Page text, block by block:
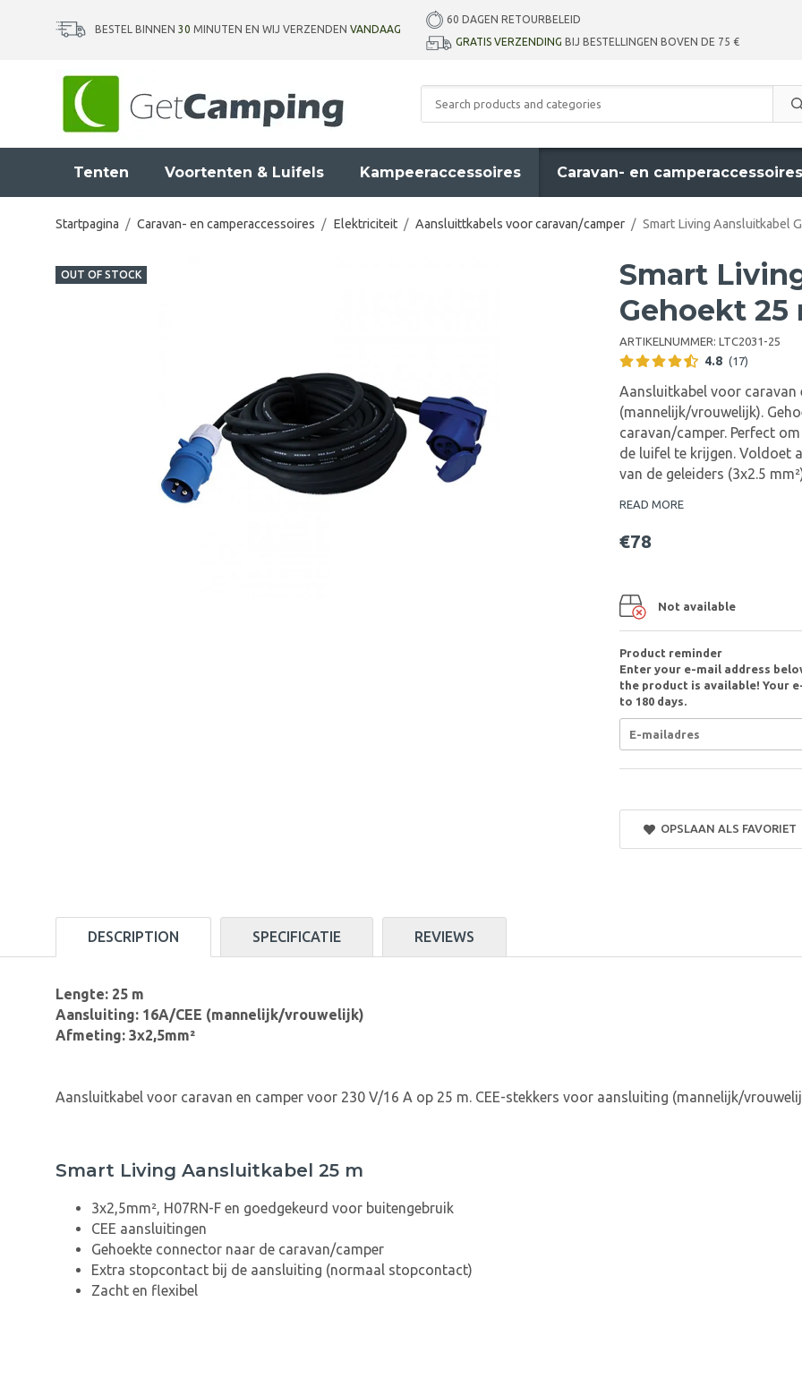
BESTEL BINNEN 30 MINUTEN EN WIJ VERZENDEN VANDAAG
60 DAGEN RETOURBELEID
GRATIS VERZENDING BIJ BESTELLINGEN BOVEN DE 75 €
Tenten Voortenten & Luifels Kampeeraccessoires Caravan- en camperaccessoires
Startpagina / Caravan- en camperaccessoires / Elektriciteit / Aansluittkabels voor caravan/camper / Smart Living Aansluitkabel
OUT OF STOCK
Smart
Gehoekt 25
ARTIKELNUMMER: LTC2031-25
4.8 (17)
Aansluitkabel voor caravan
(mannelijk/vrouwelijk).
caravan/camper. Perfect
de luifel te krijgen. Voldoet
van de geleiders (3x2.5
READ MORE
€78
Not available
Product reminder
Enter your e-mail address
the product is available! Your
to 180 days.
OPSLAAN ALS FAVORIET
DESCRIPTION SPECIFICATIE REVIEWS
Lengte: 25 m
Aansluiting: 16A/CEE (mannelijk/vrouwelijk)
Afmeting: 3x2,5mm²
Aansluitkabel voor caravan en camper voor 230 V/16 A op 25 m. CEE-stekkers voor aansluiting (mannelijk/
Smart Living Aansluitkabel 25 m
3x2,5mm², H07RN-F en goedgekeurd voor buitengebruik
CEE aansluitingen
Gehoekte connector naar de caravan/camper
Extra stopcontact bij de aansluiting (normaal stopcontact)
Zacht en flexibel